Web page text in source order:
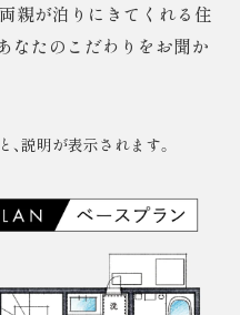
両親が泊りにきてくれる住
なたのこだわりをお聞か
説明が表示されます。